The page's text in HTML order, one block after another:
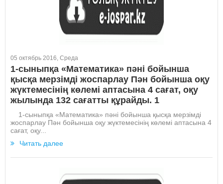
05 октябрь 2016, Среда
1-сыныпқа «Математика» пәні бойынша
қысқа мерзімді жоспарлау Пән бойынша оқу
жүктемесінің көлемі аптасына 4 сағат, оқу
жылында 132 сағатты құрайды. 1
1-сыныпқа «Математика» пәні бойынша қысқа мерзімді
жоспарлау Пән бойынша оқу жүктемесінің көлемі аптасына 4
сағат, оқу...
Читать далее